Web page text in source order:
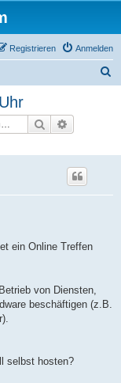
Anmelden
Registrieren
Suche
ein Online Treffen
von Diensten,
beschäftigen (z.B.
selbst hosten?